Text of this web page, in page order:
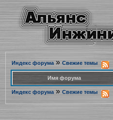
Индекс форума» Свежие темы
Имя форума
Индекс форума » Свежие темы